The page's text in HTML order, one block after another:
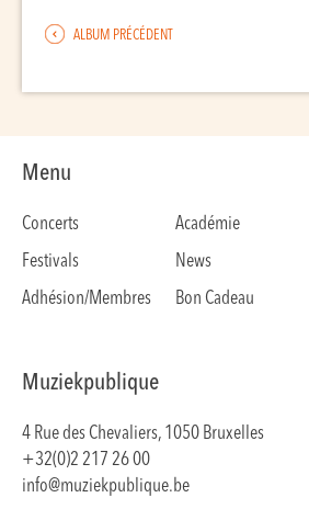
ALBUM PRÉCÉDENT
Menu
Concerts Académie
Festivals
News
Adhésion/Membres
Bon Cadeau
Muziekpublique
4 Rue des Chevaliers, 1050 Bruxelles
+32(0)2 217 26 00
info@muziekpublique.be